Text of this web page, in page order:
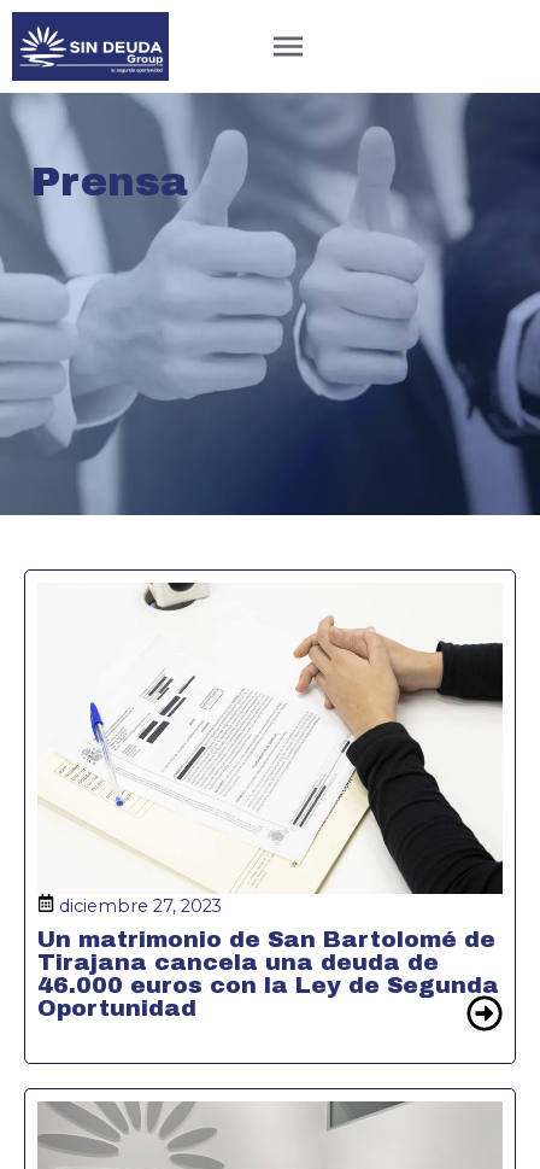
Prensa
diciembre 27, 2023
Un matrimonio de San Bartolomé de
Tirajana cancela una deuda de
46.000 euros con la Ley de Segunda
Oportunidad